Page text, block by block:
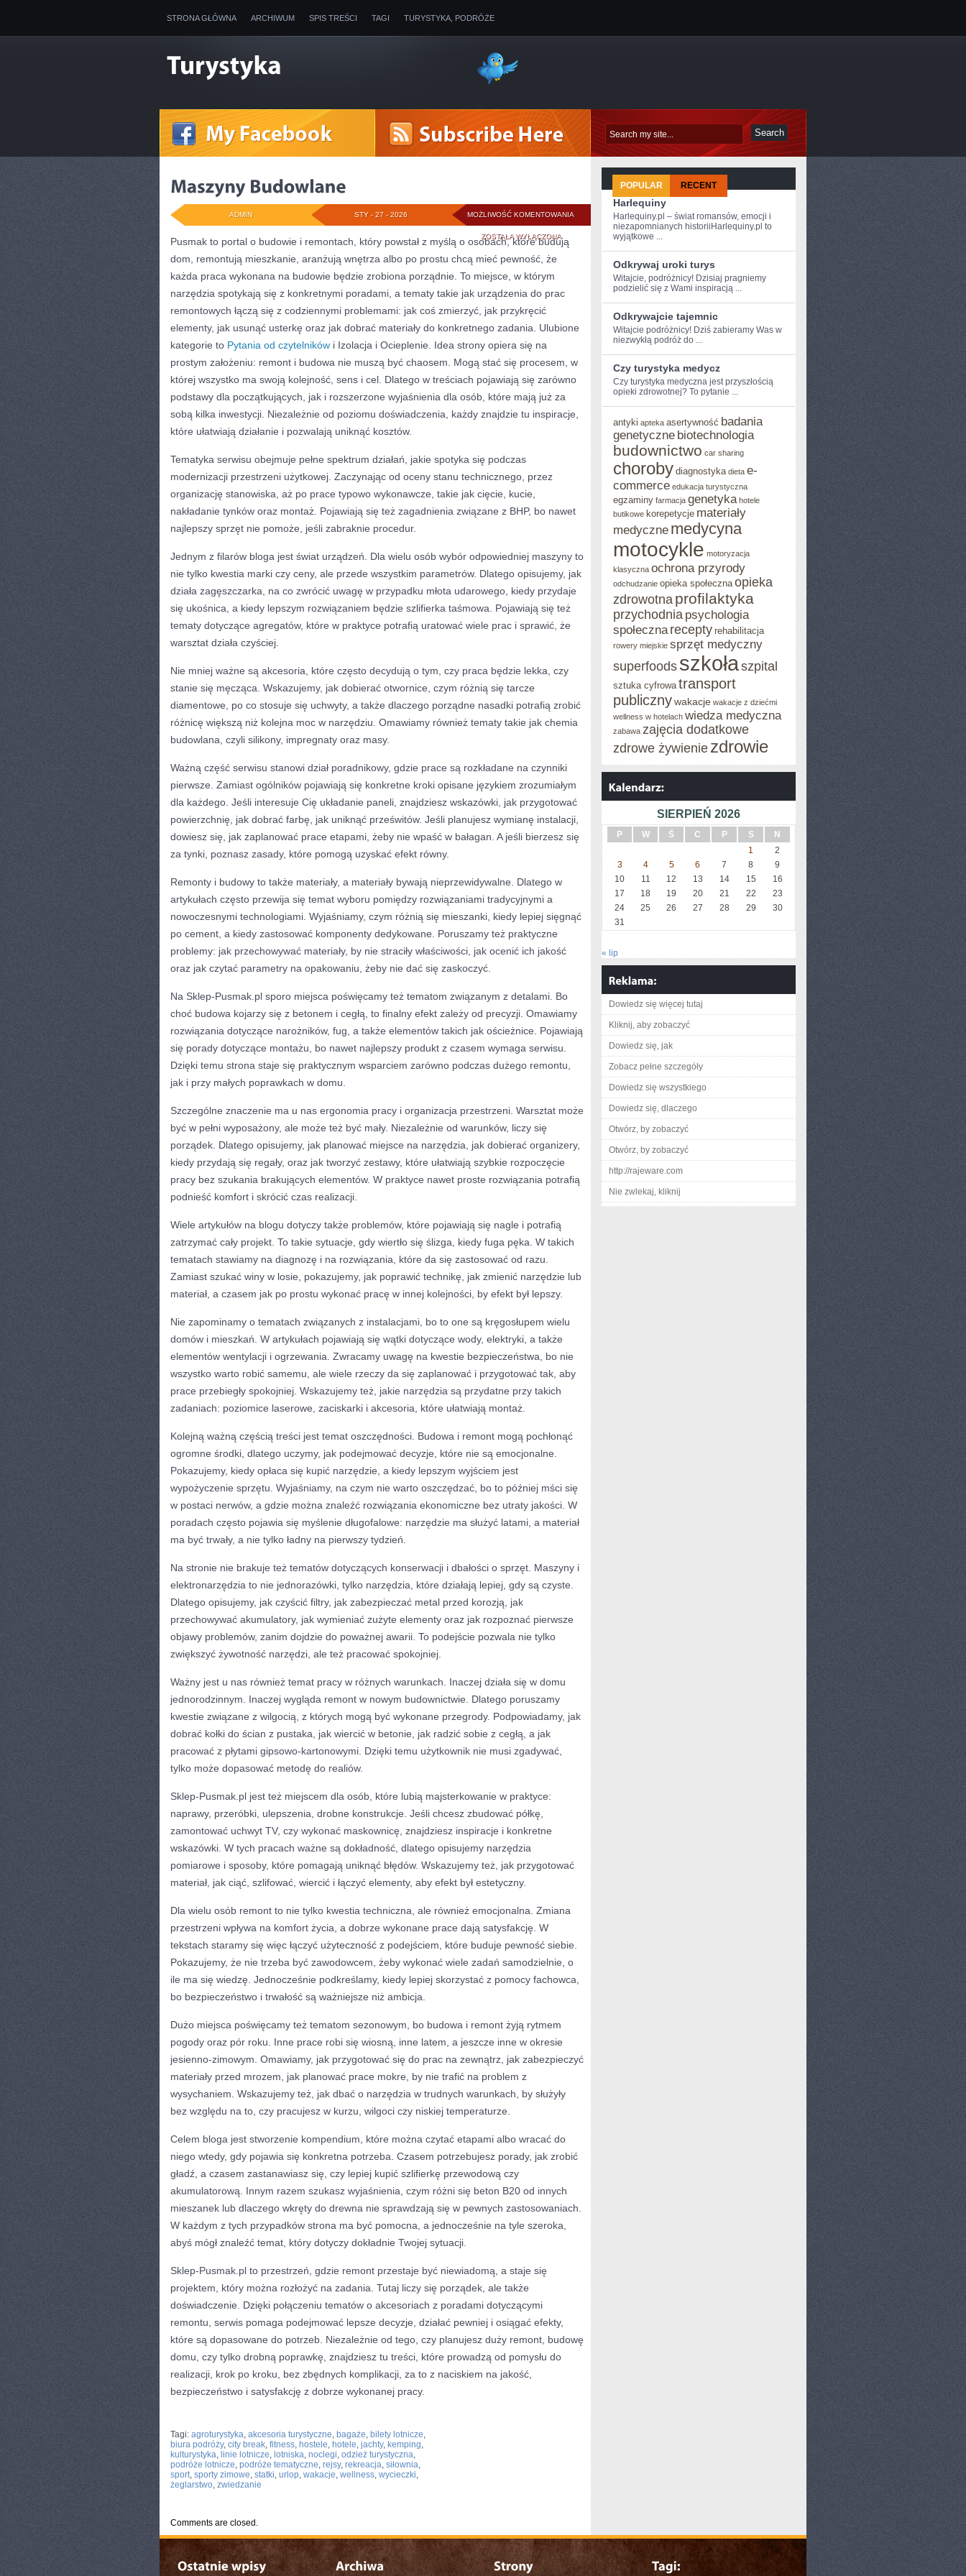
STRONA GŁÓWNA ARCHIWUM SPIS TREŚCI TAGI TURYSTYKA, PODRÓŻE
MOŻLIWOŚĆ KOMENTOWANIA MASZYNY
BUDOWLANE
ZOSTAŁA WYŁĄCZONA
STY - 27 - 2026
ADMIN
Pusmak to portal o budowie i remontach, który powstał z myślą o osobach, które budują
dom, remontują mieszkanie, aranżują wnętrza albo po prostu chcą mieć pewność, że
każda praca wykonana na budowie będzie zrobiona porządnie. To miejsce, w którym
narzędzia spotykają się z konkretnymi poradami, a tematy takie jak urządzenia do prac
remontowych łączą się z codziennymi problemami: jak coś zmierzyć, jak przykręcić
elementy, jak usunąć usterkę oraz jak dobrać materiały do konkretnego zadania. Ulubione
kategorie to Pytania od czytelników i Izolacja i Ocieplenie. Idea strony opiera się na
prostym założeniu: remont i budowa nie muszą być chaosem. Mogą stać się procesem, w
której wszystko ma swoją kolejność, sens i cel. Dlatego w treściach pojawiają się zarówno
podstawy dla początkujących, jak i rozszerzone wyjaśnienia dla osób, które mają już za
sobą kilka inwestycji. Niezależnie od poziomu doświadczenia, każdy znajdzie tu inspiracje,
które ułatwiają działanie i pozwalają uniknąć kosztów.
Tematyka serwisu obejmuje pełne spektrum działań, jakie spotyka się podczas
modernizacji przestrzeni użytkowej. Zaczynając od oceny stanu technicznego, przez
organizację stanowiska, aż po prace typowo wykonawcze, takie jak cięcie, kucie,
nakładanie tynków oraz montaż. Pojawiają się też zagadnienia związane z BHP, bo nawet
najlepszy sprzęt nie pomoże, jeśli zabraknie procedur.
Jednym z filarów bloga jest świat urządzeń. Dla wielu osób wybór odpowiedniej maszyny to
nie tylko kwestia marki czy ceny, ale przede wszystkim parametrów. Dlatego opisujemy, jak
działa zagęszczarka, na co zwrócić uwagę w przypadku młota udarowego, kiedy przydaje
się ukośnica, a kiedy lepszym rozwiązaniem będzie szlifierka taśmowa. Pojawiają się też
tematy dotyczące agregatów, które w praktyce potrafią uratować wiele prac i sprawić, że
warsztat działa czyściej.
Nie mniej ważne są akcesoria, które często decydują o tym, czy praca będzie lekka, czy
stanie się męcząca. Wskazujemy, jak dobierać otwornice, czym różnią się tarcze
diamentowe, po co stosuje się uchwyty, a także dlaczego porządne nasadki potrafią zrobić
różnicę większą niż kolejna moc w narzędziu. Omawiamy również tematy takie jak chemia
budowlana, czyli silikony, impregnaty oraz masy.
Ważną część serwisu stanowi dział poradnikowy, gdzie prace są rozkładane na czynniki
pierwsze. Zamiast ogólników pojawiają się konkretne kroki opisane językiem zrozumiałym
dla każdego. Jeśli interesuje Cię układanie paneli, znajdziesz wskazówki, jak przygotować
powierzchnię, jak dobrać farbę, jak uniknąć prześwitów. Jeśli planujesz wymianę instalacji,
dowiesz się, jak zaplanować prace etapami, żeby nie wpaść w bałagan. A jeśli bierzesz się
za tynki, poznasz zasady, które pomogą uzyskać efekt równy.
Remonty i budowy to także materiały, a materiały bywają nieprzewidywalne. Dlatego w
artykułach często przewija się temat wyboru pomiędzy rozwiązaniami tradycyjnymi a
nowoczesnymi technologiami. Wyjaśniamy, czym różnią się mieszanki, kiedy lepiej sięgnąć
po cement, a kiedy zastosować komponenty dedykowane. Poruszamy też praktyczne
problemy: jak przechowywać materiały, by nie straciły właściwości, jak ocenić ich jakość
oraz jak czytać parametry na opakowaniu, żeby nie dać się zaskoczyć.
Na Sklep-Pusmak.pl sporo miejsca poświęcamy też tematom związanym z detalami. Bo
choć budowa kojarzy się z betonem i cegłą, to finalny efekt zależy od precyzji. Omawiamy
rozwiązania dotyczące narożników, fug, a także elementów takich jak ościeżnice. Pojawiają
się porady dotyczące montażu, bo nawet najlepszy produkt z czasem wymaga serwisu.
Dzięki temu strona staje się praktycznym wsparciem zarówno podczas dużego remontu,
jak i przy małych poprawkach w domu.
Szczególne znaczenie ma u nas ergonomia pracy i organizacja przestrzeni. Warsztat może
być w pełni wyposażony, ale może też być mały. Niezależnie od warunków, liczy się
porządek. Dlatego opisujemy, jak planować miejsce na narzędzia, jak dobierać organizery,
kiedy przydają się regały, oraz jak tworzyć zestawy, które ułatwiają szybkie rozpoczęcie
pracy bez szukania brakujących elementów. W praktyce nawet proste rozwiązania potrafią
podnieść komfort i skrócić czas realizacji.
Wiele artykułów na blogu dotyczy także problemów, które pojawiają się nagle i potrafią
zatrzymać cały projekt. To takie sytuacje, gdy wiertło się ślizga, kiedy fuga pęka. W takich
tematach stawiamy na diagnozę i na rozwiązania, które da się zastosować od razu.
Zamiast szukać winy w losie, pokazujemy, jak poprawić technikę, jak zmienić narzędzie lub
materiał, a czasem jak po prostu wykonać pracę w innej kolejności, by efekt był lepszy.
Nie zapominamy o tematach związanych z instalacjami, bo to one są kręgosłupem wielu
domów i mieszkań. W artykułach pojawiają się wątki dotyczące wody, elektryki, a także
elementów wentylacji i ogrzewania. Zwracamy uwagę na kwestie bezpieczeństwa, bo nie
wszystko warto robić samemu, ale wiele rzeczy da się zaplanować i przygotować tak, aby
prace przebiegły spokojniej. Wskazujemy też, jakie narzędzia są przydatne przy takich
zadaniach: poziomice laserowe, zaciskarki i akcesoria, które ułatwiają montaż.
Kolejną ważną częścią treści jest temat oszczędności. Budowa i remont mogą pochłonąć
ogromne środki, dlatego uczymy, jak podejmować decyzje, które nie są emocjonalne.
Pokazujemy, kiedy opłaca się kupić narzędzie, a kiedy lepszym wyjściem jest
wypożyczenie sprzętu. Wyjaśniamy, na czym nie warto oszczędzać, bo to później mści się
w postaci nerwów, a gdzie można znaleźć rozwiązania ekonomiczne bez utraty jakości. W
poradach często pojawia się myślenie długofalowe: narzędzie ma służyć latami, a materiał
ma być trwały, a nie tylko ładny na pierwszy tydzień.
Na stronie nie brakuje też tematów dotyczących konserwacji i dbałości o sprzęt. Maszyny i
elektronarzędzia to nie jednorazówki, tylko narzędzia, które działają lepiej, gdy są czyste.
Dlatego opisujemy, jak czyścić filtry, jak zabezpieczać metal przed korozją, jak
przechowywać akumulatory, jak wymieniać zużyte elementy oraz jak rozpoznać pierwsze
objawy problemów, zanim dojdzie do poważnej awarii. To podejście pozwala nie tylko
zwiększyć żywotność narzędzi, ale też pracować spokojniej.
Ważny jest u nas również temat pracy w różnych warunkach. Inaczej działa się w domu
jednorodzinnym. Inaczej wygląda remont w nowym budownictwie. Dlatego poruszamy
kwestie związane z wilgocią, z których mogą być wykonane przegrody. Podpowiadamy, jak
dobrać kołki do ścian z pustaka, jak wiercić w betonie, jak radzić sobie z cegłą, a jak
pracować z płytami gipsowo-kartonowymi. Dzięki temu użytkownik nie musi zgadywać,
tylko może dopasować metodę do realiów.
Sklep-Pusmak.pl jest też miejscem dla osób, które lubią majsterkowanie w praktyce:
naprawy, przeróbki, ulepszenia, drobne konstrukcje. Jeśli chcesz zbudować półkę,
zamontować uchwyt TV, czy wykonać maskownicę, znajdziesz inspiracje i konkretne
wskazówki. W tych pracach ważne są dokładność, dlatego opisujemy narzędzia
pomiarowe i sposoby, które pomagają uniknąć błędów. Wskazujemy też, jak przygotować
materiał, jak ciąć, szlifować, wiercić i łączyć elementy, aby efekt był estetyczny.
Dla wielu osób remont to nie tylko kwestia techniczna, ale również emocjonalna. Zmiana
przestrzeni wpływa na komfort życia, a dobrze wykonane prace dają satysfakcję. W
tekstach staramy się więc łączyć użyteczność z podejściem, które buduje pewność siebie.
Pokazujemy, że nie trzeba być zawodowcem, żeby wykonać wiele zadań samodzielnie, o
ile ma się wiedzę. Jednocześnie podkreślamy, kiedy lepiej skorzystać z pomocy fachowca,
bo bezpieczeństwo i trwałość są ważniejsze niż ambicja.
Dużo miejsca poświęcamy też tematom sezonowym, bo budowa i remont żyją rytmem
pogody oraz pór roku. Inne prace robi się wiosną, inne latem, a jeszcze inne w okresie
jesienno-zimowym. Omawiamy, jak przygotować się do prac na zewnątrz, jak zabezpieczyć
materiały przed mrozem, jak planować prace mokre, by nie trafić na problem z
wysychaniem. Wskazujemy też, jak dbać o narzędzia w trudnych warunkach, by służyły
bez względu na to, czy pracujesz w kurzu, wilgoci czy niskiej temperaturze.
Celem bloga jest stworzenie kompendium, które można czytać etapami albo wracać do
niego wtedy, gdy pojawia się konkretna potrzeba. Czasem potrzebujesz porady, jak zrobić
gładź, a czasem zastanawiasz się, czy lepiej kupić szlifierkę przewodową czy
akumulatorową. Innym razem szukasz wyjaśnienia, czym różni się beton B20 od innych
mieszanek lub dlaczego wkręty do drewna nie sprawdzają się w pewnych zastosowaniach.
W każdym z tych przypadków strona ma być pomocna, a jednocześnie na tyle szeroka,
abyś mógł znaleźć temat, który dotyczy dokładnie Twojej sytuacji.
Sklep-Pusmak.pl to przestrzeń, gdzie remont przestaje być niewiadomą, a staje się
projektem, który można rozłożyć na zadania. Tutaj liczy się porządek, ale także
doświadczenie. Dzięki połączeniu tematów o akcesoriach z poradami dotyczącymi
remontu, serwis pomaga podejmować lepsze decyzje, działać pewniej i osiągać efekty,
które są dopasowane do potrzeb. Niezależnie od tego, czy planujesz duży remont, budowę
domu, czy tylko drobną poprawkę, znajdziesz tu treści, które prowadzą od pomysłu do
realizacji, krok po kroku, bez zbędnych komplikacji, za to z naciskiem na jakość,
bezpieczeństwo i satysfakcję z dobrze wykonanej pracy.
Tagi: agroturystyka, akcesoria turystyczne, bagaże, bilety lotnicze,
biura podróży, city break, fitness, hostele, hotele, jachty, kemping,
kulturystyka, linie lotnicze, lotniska, noclegi, odzież turystyczna,
podróże lotnicze, podróże tematyczne, rejsy, rekreacja, siłownia,
sport, sporty zimowe, statki, urlop, wakacje, wellness, wycieczki,
żeglarstwo, zwiedzanie
Comments are closed.
POPULAR RECENT
Harlequiny
Harlequiny.pl – świat romansów, emocji i
niezapomnianych historiiHarlequiny.pl to
wyjątkowe ...
Odkrywaj uroki turys
Witajcie, ⁣podróżnicy! Dzisiaj pragniemy
podzielić się z Wami inspiracją⁢ ...
Odkrywajcie tajemnic
Witajcie podróżnicy!⁢ Dziś ⁤zabieramy ⁢Was‍ w
niezwykłą podróż do ...
Czy turystyka medycz
Czy turystyka medyczna jest przyszłością
opieki zdrowotnej?⁣ To pytanie ...
antyki apteka asertywność badania
genetyczne biotechnologia
budownictwo car sharing
choroby diagnostyka dieta e-
commerce edukacja turystyczna
egzaminy farmacja genetyka hotele
butikowe korepetycje materiały
medyczne medycyna
motocykle motoryzacja
klasyczna ochrona przyrody
odchudzanie opieka społeczna opieka
zdrowotna profilaktyka
przychodnia psychologia
społeczna recepty rehabilitacja
rowery miejskie sprzęt medyczny
superfoods szkołaszpital
sztuka cyfrowa transport
publicznywakacje wakacje z dziećmi
wellness w hotelach wiedza medyczna
zabawa zajęcia dodatkowe
zdrowe żywienie zdrowie
SIERPIEŃ 2026
P W Ś C P S
N
1
2
3
4 5 6 7 8
9
10
11 12 13 14 15
16
17
18 19 20 21 22
23
24
25 26 27 28 29
30
31
« lip
Dowiedz się więcej tutaj
Kliknij, aby zobaczyć
Dowiedz się, jak
Zobacz pełne szczegóły
Dowiedz się wszystkiego
Dowiedz się, dlaczego
Otwórz, by zobaczyć
Otwórz, by zobaczyć
http://rajeware.com
Nie zwlekaj, kliknij